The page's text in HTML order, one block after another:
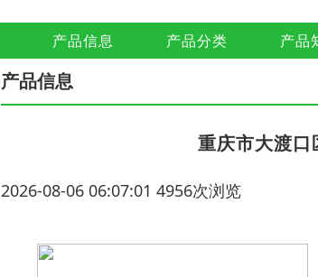
产品信息 产品分类 产品
产品信息
重庆市大渡
2026-08-06 06:07:01 4956次浏览